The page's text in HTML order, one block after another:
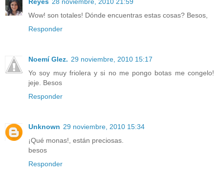
Wow! son totales! Dónde encuentras estas cosas? Besos,
Responder
Noemí Glez. 29 noviembre, 2010 15:17
Yo soy muy friolera y si no me pongo botas me congelo!
jeje. Besos
Responder
Unknown 29 noviembre, 2010 15:34
¡Qué monas!, están preciosas.
besos
Responder